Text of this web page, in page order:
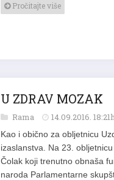
Pročitajte više
U ZDRAV MOZAK
Rama 14.09.2016.
Kao i obično za obljetnicu
izaslanstva. Na 23.
Čolak koji trenutno obnaša
naroda Parlamentarne